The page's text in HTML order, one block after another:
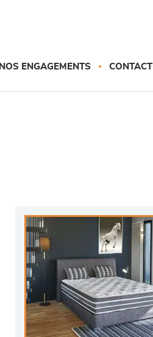
NOS ENGAGEMENTS CONTACT